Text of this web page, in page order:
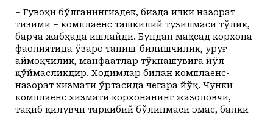
– Гувоҳи бўлганингиздек, бизда ички назорат
тизими – комплаенс ташкилий тузилмаси тўлиқ,
барча жабҳада ишлайди. Бундан мақсад корхона
фаолиятида ўзаро таниш-билишчилик, уруғ-
аймоқчилик, манфаатлар тўқнашувига йўл
қўймасликдир. Ходимлар билан комплаенс-
назорат хизмати ўртасида чегара йўқ. Чунки
комплаенс хизмати корхонанинг жазоловчи,
тақиб қилувчи таркибий бўлинмаси эмас, балки